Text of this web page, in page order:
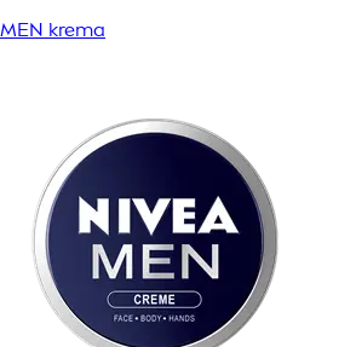
MEN krema